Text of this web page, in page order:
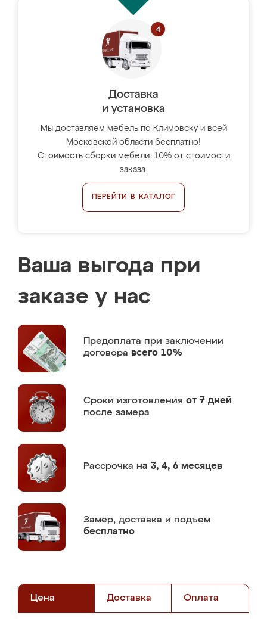
Доставка
и установка
Мы доставляем мебель по Климовску и всей
Московской области бесплатно!
Стоимость сборки мебели: 10% от стоимости
заказа.
ПЕРЕЙТИ В КАТАЛОГ
Ваша выгода при
заказе у нас
Предоплата при заключении
договора всего 10%
Сроки изготовления от 7 дней
после замера
Рассрочка на 3, 4, 6 месяцев
Замер, доставка и подъем
бесплатно
Цена Доставка Оплата